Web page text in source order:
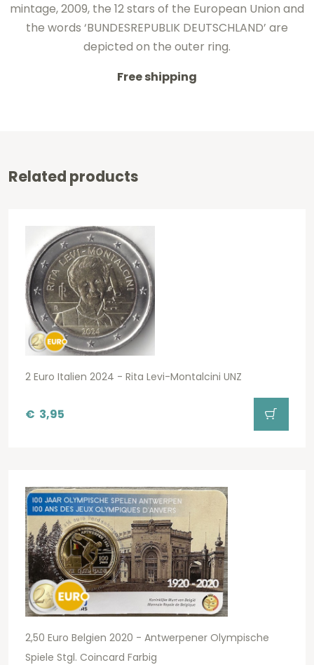
mintage, 2009, the 12 stars of the European Union and
the words ‘BUNDESREPUBLIK DEUTSCHLAND’ are
depicted on the outer ring.
Free shipping
Related products
2 Euro Italien 2024 - Rita Levi-Montalcini UNZ
€ 3,95
2,50 Euro Belgien 2020 - Antwerpener Olympische
Spiele Stgl. Coincard Farbig